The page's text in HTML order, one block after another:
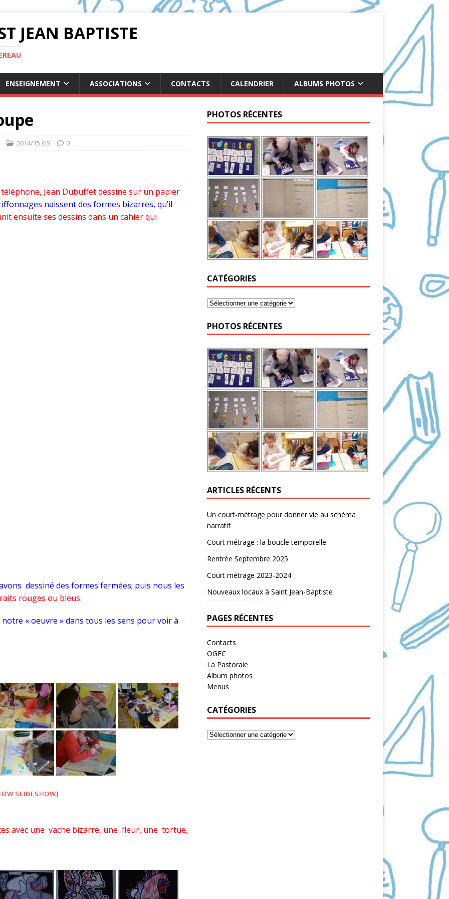
JEAN BAPTISTE
ENSEIGNEMENT ASSOCIATIONS CONTACTS CALENDRIER ALBUMS PHOTOS
2014/15 GS 0
Jean Dubuffet dessine sur un papier
naissent des formes bizarres, qu’il
ensuite ses dessins dans un cahier qui
dessiné des formes fermées; puis nous les
rouges ou bleus.
« oeuvre » dans tous les sens pour voir à
SLIDESHOW]
avec une vache bizarre, une fleur, une tortue,
PHOTOS RÉCENTES
CATÉGORIES
PHOTOS RÉCENTES
ARTICLES RÉCENTS
Un court-métrage pour donner vie au schéma
narratif
Court métrage : la boucle temporelle
Rentrée Septembre 2025
Court métrage 2023-2024
Nouveaux locaux à Saint Jean-Baptiste
PAGES RÉCENTES
Contacts
OGEC
La Pastorale
Album photos
Menus
CATÉGORIES